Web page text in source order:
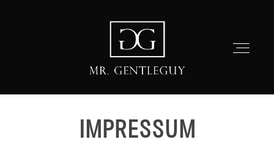
Mr.Gentleguy
Fashion
IMPRESSUM